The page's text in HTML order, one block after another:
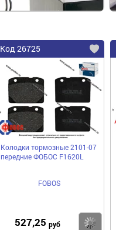
Купить
Код 26725
Колодки тормозные 2101-07
передние ФОБОС F1620L
FOBOS
527,25 руб